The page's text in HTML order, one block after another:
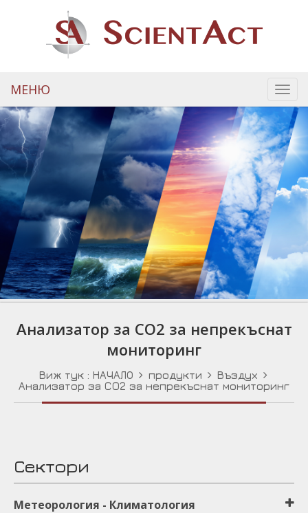
МЕНЮ
Анализатор за CO2 за непрекъснат
мониторинг
Виж тук : НАЧАЛО продукти
Въздух
Анализатор за CO2 за непрекъснат мониторинг
Сектори
Μетеорология - Климатология